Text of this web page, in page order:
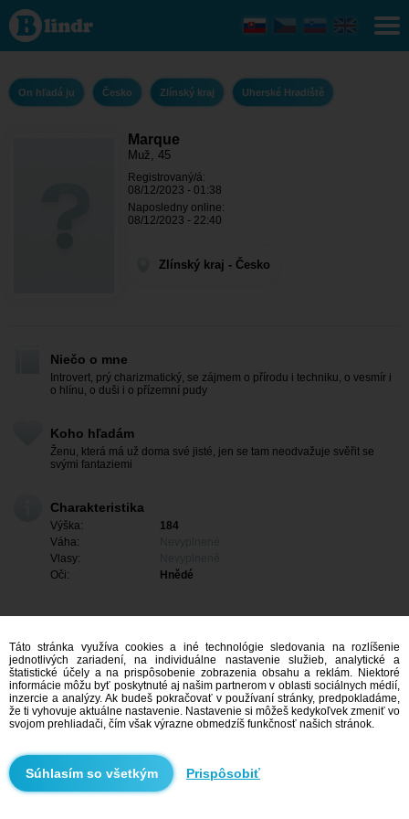
Marque
- On
hľadá ju
Zlínský
Uherské
Hradiště
On hľadá ju Česko Zlínský kraj Uherské Hradiště
Marque
Muž, 45
Registrovaný/á:
08/12/2023 - 01:38
Naposledny online:
08/12/2023 - 22:40
Zlínský kraj - Česko
Niečo o mne
Introvert, prý charizmatický, se zájmem o přírodu i techniku, o vesmír i
o hlínu, o duši i o přízemní pudy
Koho hľadám
Ženu, která má už doma své jisté, jen se tam neodvažuje svěřit se
svými fantaziemi
Charakteristika
Výška:
184
Váha:
Vlasy:
Oči:
Hnědé
Mám záujem
Táto stránka využíva cookies a iné technológie sledovania na rozlíšenie
jednotlivých zariadení, na individuálne nastavenie služieb, analytické a
štatistické účely a na prispôsobenie zobrazenia obsahu a reklám. Niektoré
informácie môžu byť poskytnuté aj našim partnerom v oblasti sociálnych médií,
inzercie a analýzy. Ak budeš pokračovať v používaní stránky, predpokladáme,
že ti vyhovuje aktuálne nastavenie. Nastavenie si môžeš kedykoľvek zmeniť vo
svojom prehliadači, čím však výrazne obmedzíš funkčnosť našich stránok.
Prispôsobiť